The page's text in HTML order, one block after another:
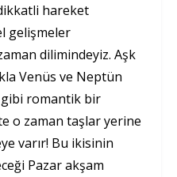
hareket
gelişmeler
dilimindeyiz. Aşk
Venüs ve Neptün
gibi romantik bir
o zaman taşlar yerine
varır! Bu ikisinin
Pazar akşam